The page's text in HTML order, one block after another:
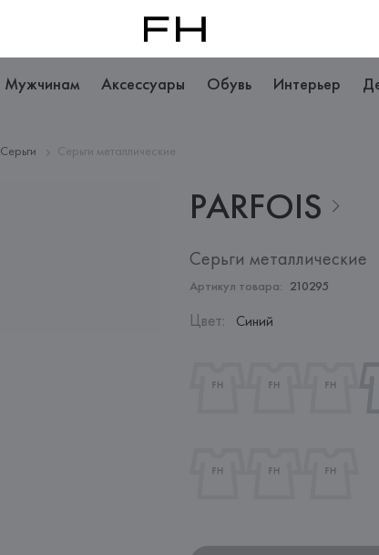
Мужчинам Аксессуары Обувь Интерьер
Серьги Серьги металлические
PARFOIS
Серьги металлические
Артикул товара: 210295
Цвет: Синий